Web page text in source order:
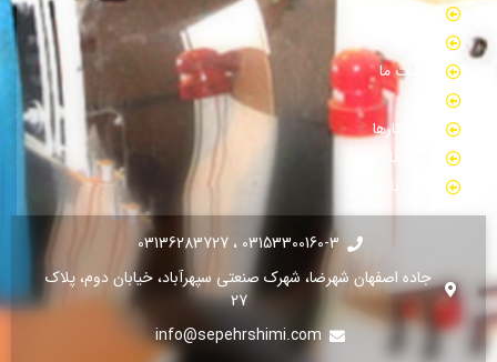
فروشگاه
خدمات ما
نمونه کارها
درباره ما
تماس با ما
03153300160-3 ، 03136283727
جاده اصفهان شهرضا، شهرک صنعتی سپهرآباد، خیابان دوم، پلاک
27
info@sepehrshimi.com